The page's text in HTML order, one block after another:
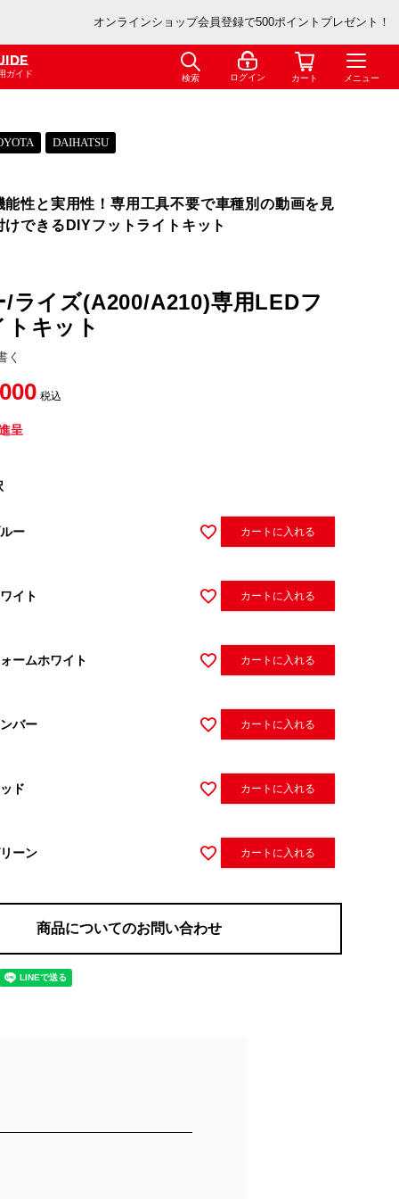
オンラインショップ会員登録で500ポイントプレゼント！
ガイド 検索 ログイン カート メニュー
DAIHATSU
能性と実用性！専用工具不要で車種別の動画を見
けできるDIYフットライトキット
/ライズ(A200/A210)専用LEDフ
キット
く
税込
呈
ー カートに入れる
イト カートに入れる
ームホワイト カートに入れる
バー カートに入れる
ド カートに入れる
ーン カートに入れる
商品についてのお問い合わせ